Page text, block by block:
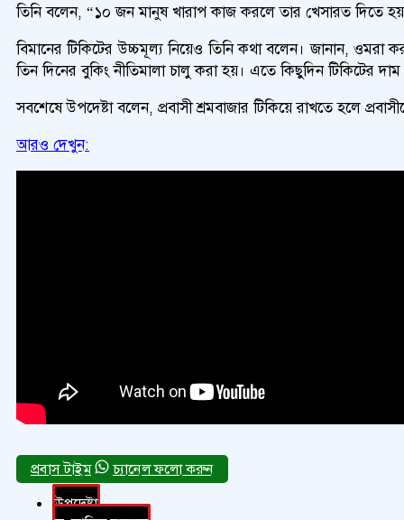
তিনি বলেন, “১০ জন মানুষ খারাপ কাজ করলে তার খেসারত দিতে
বিমানের টিকিটের উচ্চমূল্য নিয়েও তিনি কথা বলেন। জানান, ওমরা
তিন দিনের বুকিং নীতিমালা চালু করা হয়। এতে কিছুদিন টিকিটের
সবশেষে উপদেষ্টা বলেন, প্রবাসী শ্রমবাজার টিকিয়ে রাখতে হলে
আরও দেখুন:
চ্যানেল ফলো করুন
উপদেষ্টা